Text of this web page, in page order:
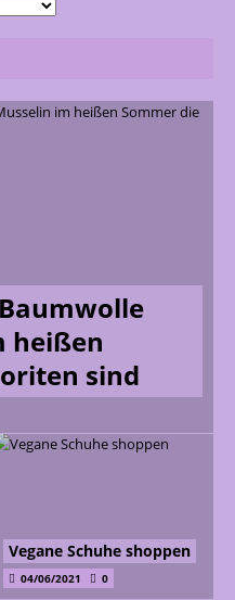
heißen
sind
Vegane Schuhe shoppen
04/06/2021 0